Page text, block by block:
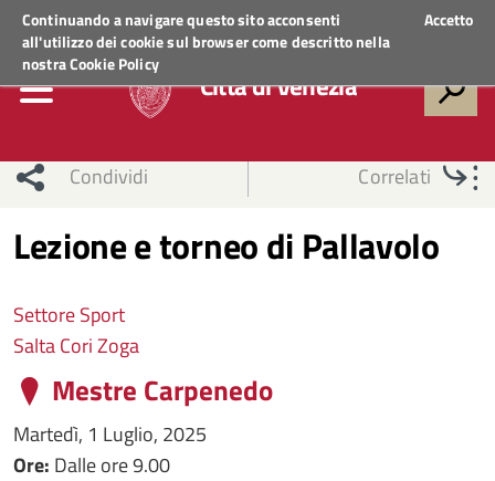
Continuando a navigare questo sito acconsenti
all'utilizzo dei cookie sul browser come descritto nella
nostraCookie Policy
Accetto
Regione VenetoACCEDI AI SERVIZI
Città di Venezia
Condividi Correlati
Lezione e torneo di Pallavolo
Settore Sport
Salta Cori Zoga
Mestre Carpenedo
Martedì, 1 Luglio, 2025
Ore: Dalle ore 9.00